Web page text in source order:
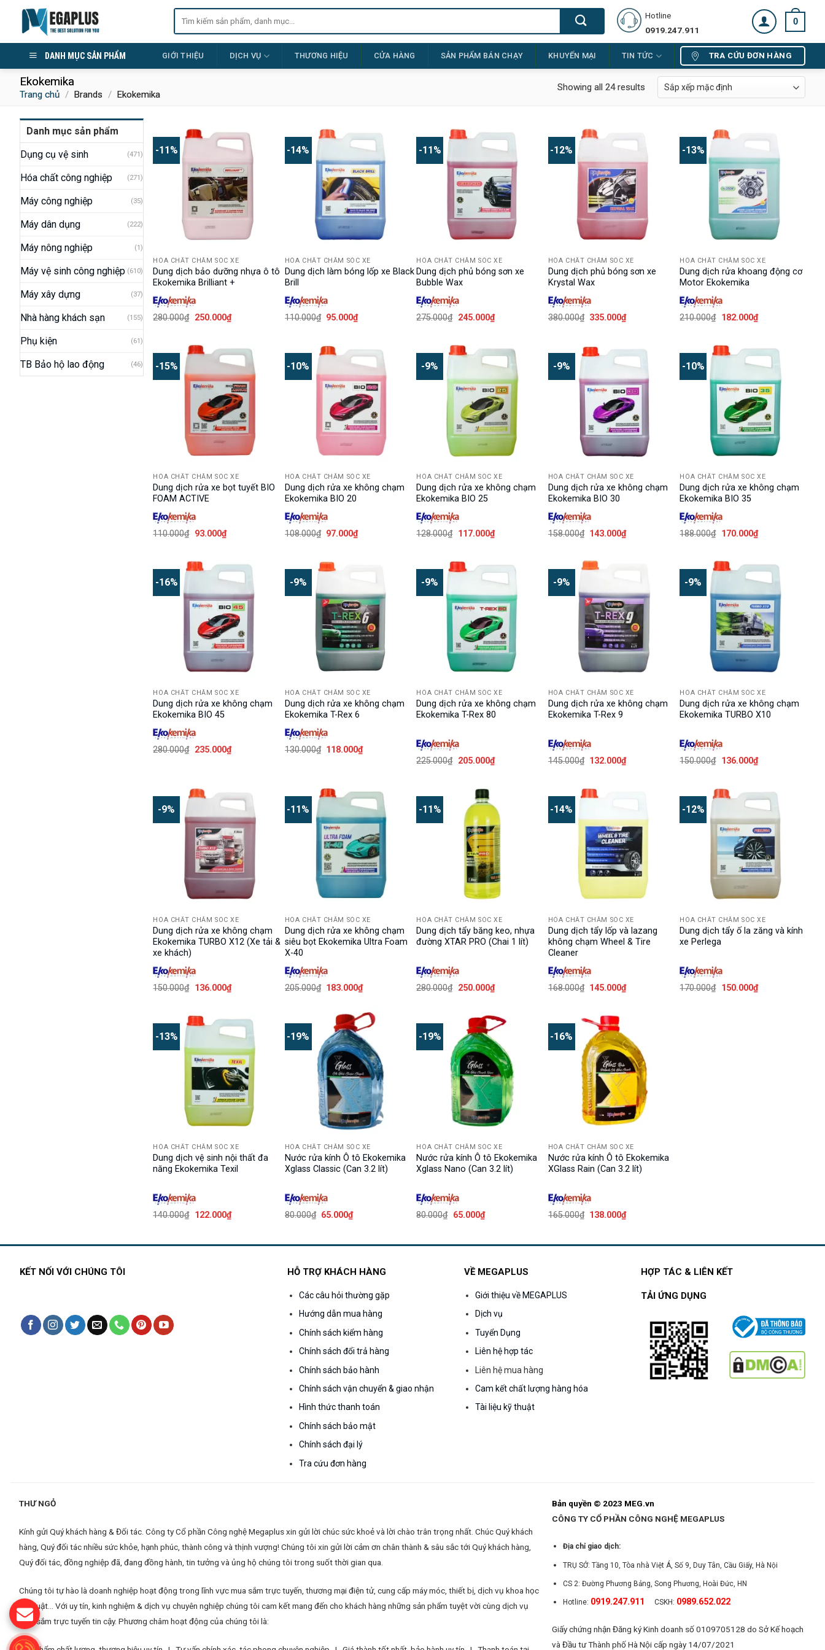
content
Tìm
Hotline
0919.247.911
0
DANH MỤC SẢN PHẨM GIỚI THIỆU DỊCH VỤ THƯƠNG HIỆU CỬA HÀNG SẢN PHẨM BÁN CHẠY KHUYẾN MẠI TIN TỨC TRA CỨU ĐƠN HÀNG
Ekokemika
Trang chủ / Brands / Ekokemika
Showing all 24 results
Danh mục sản phẩm
Dụng cụ vệ sinh
(471)
Hóa chất công nghiệp (271)
Máy công nghiệp (35)
Máy dân dụng (222)
Máy nông nghiệp (1)
Máy vệ sinh công nghiệp (610)
Máy xây dựng (37)
Nhà hàng khách sạn (155)
Phụ kiện (61)
TB Bảo hộ lao động (46)
-11%
HÓA CHẤT CHĂM SÓC XE
Dung dịch bảo dưỡng nhựa ô tô
Ekokemika Brilliant +
280.000₫ Giá
280.000₫.
250.000₫Giá
hiện
250.000₫.
-14%
HÓA CHẤT CHĂM SÓC XE
Dung dịch làm bóng lốp xe Black
Brill
110.000₫ Giá
95.000₫Giá
hiện
95.000₫.
-11%
HÓA CHẤT CHĂM SÓC XE
Dung dịch phủ bóng sơn xe
Bubble Wax
275.000₫ Giá
275.000₫.
245.000₫Giá
hiện
245.000₫.
-12%
HÓA CHẤT CHĂM SÓC XE
Dung dịch phủ bóng sơn xe
Krystal Wax
380.000₫ Giá
335.000₫Giá
hiện
335.000₫.
-13%
HÓA CHẤT CHĂM SÓC XE
Dung dịch rửa khoang động cơ
Motor Ekokemika
210.000₫ Giá
210.000₫.
182.000₫Giá
hiện
182.000₫.
-15%
HÓA CHẤT CHĂM SÓC XE
Dung dịch rửa xe bọt tuyết BIO
FOAM ACTIVE
110.000₫ Giá
110.000₫.
93.000₫Giá
hiện
93.000₫.
-10%
HÓA CHẤT CHĂM SÓC XE
Dung dịch rửa xe không chạm
Ekokemika BIO 20
108.000₫ Giá
97.000₫Giá
hiện
-9%
HÓA CHẤT CHĂM SÓC XE
Dung dịch rửa xe không chạm
Ekokemika BIO 25
128.000₫ Giá
128.000₫.
117.000₫Giá
hiện
117.000₫.
-9%
HÓA CHẤT CHĂM SÓC XE
Dung dịch rửa xe không chạm
Ekokemika BIO 30
158.000₫ Giá
158.000₫.
143.000₫Giá
hiện
-10%
HÓA CHẤT CHĂM SÓC XE
Dung dịch rửa xe không chạm
Ekokemika BIO 35
188.000₫ Giá
188.000₫.
170.000₫Giá
hiện
170.000₫.
-16%
HÓA CHẤT CHĂM SÓC XE
Dung dịch rửa xe không chạm
Ekokemika BIO 45
280.000₫ Giá
235.000₫Giá
hiện
-9%
HÓA CHẤT CHĂM SÓC XE
Dung dịch rửa xe không chạm
Ekokemika T-Rex 6
130.000₫ Giá
118.000₫Giá
hiện
-9%
HÓA CHẤT CHĂM SÓC XE
Dung dịch rửa xe không chạm
Ekokemika T-Rex 80
225.000₫ Giá
205.000₫Giá
hiện
-9%
HÓA CHẤT CHĂM SÓC XE
Dung dịch rửa xe không chạm
Ekokemika T-Rex 9
145.000₫ Giá
145.000₫.
132.000₫Giá
hiện
-9%
HÓA CHẤT CHĂM SÓC XE
Dung dịch rửa xe không chạm
Ekokemika TURBO X10
150.000₫ Giá
150.000₫.
136.000₫Giá
hiện
136.000₫.
-9%
HÓA CHẤT CHĂM SÓC XE
Dung dịch rửa xe không chạm
Ekokemika TURBO X12 (Xe tải &
xe khách)
150.000₫ Giá
150.000₫.
136.000₫Giá
hiện
136.000₫.
-11%
HÓA CHẤT CHĂM SÓC XE
Dung dịch rửa xe không chạm
siêu bọt Ekokemika Ultra Foam
X-40
205.000₫ Giá
205.000₫.
183.000₫Giá
hiện
là:
183.000₫.
-11%
HÓA CHẤT CHĂM SÓC XE
Dung dịch tẩy băng keo, nhựa
đường XTAR PRO (Chai 1 lít)
280.000₫ Giá
280.000₫.
250.000₫Giá
hiện
là:
250.000₫.
-14%
HÓA CHẤT CHĂM SÓC XE
Dung dịch tẩy lốp và lazang
không chạm Wheel & Tire
Cleaner
168.000₫ Giá
168.000₫.
145.000₫Giá
hiện
-12%
HÓA CHẤT CHĂM SÓC XE
Dung dịch tẩy ố la zăng và kính
xe Perlega
170.000₫ Giá
150.000₫Giá
hiện
-13%
HÓA CHẤT CHĂM SÓC XE
Dung dịch vệ sinh nội thất đa
năng Ekokemika Texil
140.000₫ Giá
122.000₫Giá
hiện
122.000₫.
-19%
HÓA CHẤT CHĂM SÓC XE
Nước rửa kính Ô tô Ekokemika
Xglass Classic (Can 3.2 lít)
80.000₫ Giá
65.000₫Giá
hiện
65.000₫.
-19%
HÓA CHẤT CHĂM SÓC XE
Nước rửa kính Ô tô Ekokemika
Xglass Nano (Can 3.2 lít)
80.000₫ Giá
65.000₫Giá
hiện
65.000₫.
-16%
HÓA CHẤT CHĂM SÓC XE
Nước rửa kính Ô tô Ekokemika
XGlass Rain (Can 3.2 lít)
165.000₫ Giá
138.000₫Giá
hiện
138.000₫.
KẾT NỐI VỚI CHÚNG TÔI HỖ TRỢ KHÁCH HÀNG
Các câu hỏi thường gặp
Hướng dẫn mua hàng
Chính sách kiểm hàng
Chính sách đổi trả hàng
Chính sách bảo hành
Chính sách vận chuyển & giao nhận
Hình thức thanh toán
Chính sách bảo mật
Chính sách đại lý
Tra cứu đơn hàng
VỀ MEGAPLUS
Giới thiệu về MEGAPLUS
Dịch vụ
Tuyển Dụng
Liên hệ hợp tác
Liên hệ mua hàng
Cam kết chất lượng hàng hóa
Tài liệu kỹ thuật
HỢP TÁC & LIÊN KẾT
TẢI ỨNG DỤNG
THƯ NGỎ
Kính gửi Quý khách hàng & Đối tác. Công ty Cổ phần Công nghệ Megaplus xin gửi lời chúc sức khoẻ và lời chào trân trọng nhất. Chúc Quý khách
hàng, Quý đối tác nhiều sức khỏe, hạnh phúc, thành công và thịnh vượng! Chúng tôi xin gửi lời cảm ơn chân thành & sâu sắc tới Quý khách hàng,
Quý đối tác, đồng nghiệp đã, đang đồng hành, tin tưởng và ủng hộ chúng tôi trong suốt thời gian qua.
Chúng tôi tự hào là doanh nghiệp hoạt động trong lĩnh vực mua sắm trực tuyến, thương mại điện tử, cung cấp máy móc, thiết bị, dịch vụ khoa học
kỹ thuật... Với uy tín, kinh nghiệm & dịch vụ chuyên nghiệp chúng tôi cam kết mang đến cho khách hàng những sản phẩm tuyệt vời cùng dịch vụ
mua sắm trực tuyến tin cậy. Phương châm hoạt động của chúng tôi là:
Bản quyền © 2023 MEG.vn
CÔNG TY CỔ PHẦN CÔNG NGHỆ MEGAPLUS
Địa chỉ giao dịch:
TRỤ SỞ: Tầng 10, Tòa nhà Việt Á, Số 9, Duy Tân, Cầu Giấy, Hà Nội
CS 2: Đường Phương Bảng, Song Phương, Hoài Đức, HN
Hotline: 0919.247.911CSKH: 0989.652.022
Giấy chứng nhận Đăng ký Kinh doanh số 0109705128 do Sở Kế hoạch
và Đầu tư Thành phố Hà Nội cấp ngày 14/07/2021